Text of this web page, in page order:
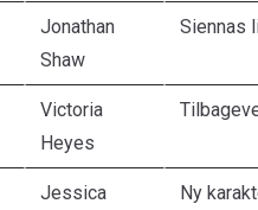
Jonathan
Shaw
Siennas
Victoria
Heyes
Jessica Ny